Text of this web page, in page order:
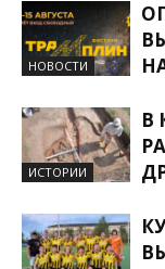
НОВОСТИ
ИСТОРИИ
В